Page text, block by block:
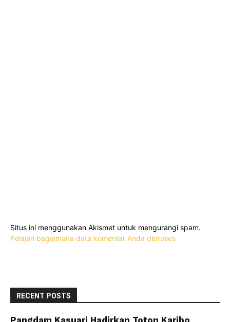
Situs ini menggunakan Akismet untuk mengurangi spam.
Pelajari bagaimana data komentar Anda diproses
RECENT POSTS
Pangdam Kasuari Hadirkan Toton Karibo